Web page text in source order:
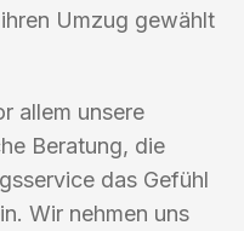
Umzug gewählt
allem unsere
Beratung, die
das Gefühl
Wir nehmen uns